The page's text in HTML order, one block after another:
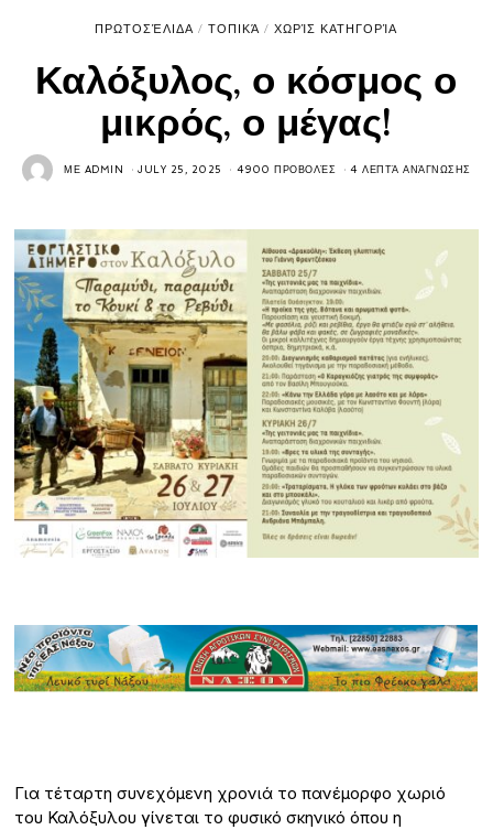
ΠΡΩΤΟΣΈΛΙΔΑ / ΤΟΠΙΚΆ / ΧΩΡΊΣ ΚΑΤΗΓΟΡΊΑ
Καλόξυλος, ο κόσμος ο
μικρός, ο μέγας!
ΜΕ ADMIN JULY 25, 2025 4900 ΠΡΟΒΟΛΈΣ 4 ΛΕΠΤΆ ΑΝΆΓΝΩΣΗΣ
Για τέταρτη συνεχόμενη χρονιά το πανέμορφο χωριό
του Καλόξυλου γίνεται το φυσικό σκηνικό όπου η